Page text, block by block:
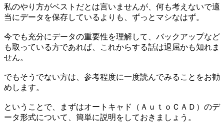
私のやり方がベストだとは言いませんが、何も考えないで適
当にデータを保存しているよりも、ずっとマシなはず。
今でも充分にデータの重要性を理解して、バックアップなど
も取っている方であれば、これからする話は退屈かも知れま
せん。
でもそうでない方は、参考程度に一度読んでみることをお勧
めします。
ということで、まずはオートキャド（ＡｕｔｏＣＡＤ）のデ
ータ形式について、簡単に説明をしておきましょう。